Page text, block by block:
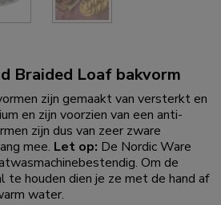
Braided Loaf bakvorm
zijn gemaakt van versterkt en
en zijn voorzien van een anti-
zijn dus van zeer zware
mee. Let op: De Nordic Ware
Om de
te houden dien je ze met de hand af
water.